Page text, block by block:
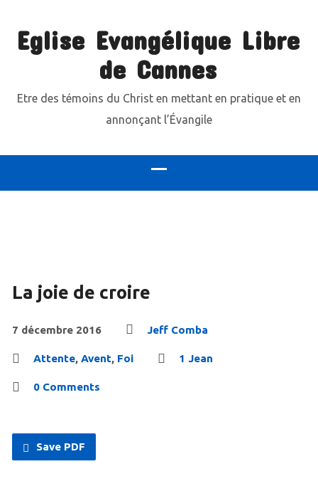
Eglise Evangélique Libre
de Cannes
Etre des témoins du Christ en mettant en pratique et en
annonçant l’Évangile
La joie de croire
7 décembre 2016 Jeff Comba
Attente, Avent, Foi 1 Jean
0 Comments
Save PDF